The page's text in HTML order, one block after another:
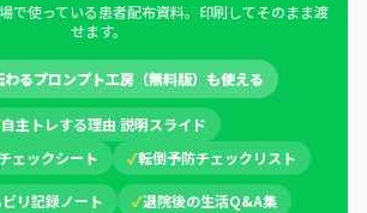
で使っている患者配布資料。印刷してそのまま渡
せます。
わるプロンプト工房（無料版）も使える
自主トレする理由 説明スライド
ェックシート ✓転倒予防チェックリスト
リ記録ノート ✓退院後の生活Q&A集